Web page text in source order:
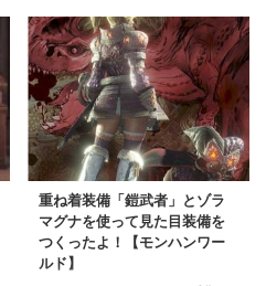
が着ましたね 爛輝龍（ら
んきりゅう）マム・タロ
トさんの登場のおかげで
す。 さんきゅーマッム
(｀・д・´)ゝ 一部、重
ね着システムが「鎧武者
システム」と呼ばれてる
くらいに、1種類しかな
かった重ね着にようやく
追加が・・(´;ω;`) しか
し追加の重ね着も武士、
重ね着装備「鎧武者」とゾラ
マグナを使って見た目装備を
つくったよ！【モンハンワー
ルド】